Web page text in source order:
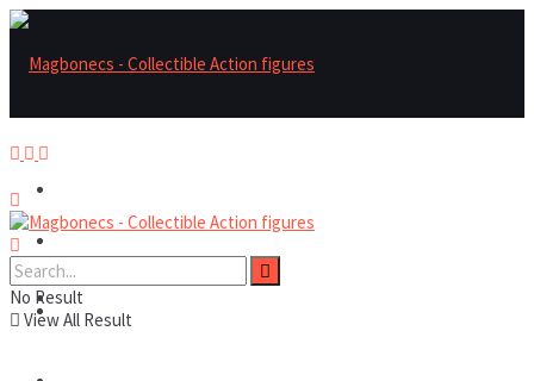
Reviews
Reviews
No Result
View All Result